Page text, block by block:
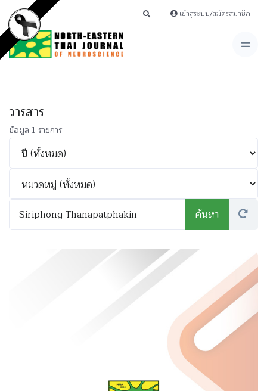
เข้าสู่ระบบ/สมัครสมาชิก
วารสาร
ข้อมูล 1 รายการ